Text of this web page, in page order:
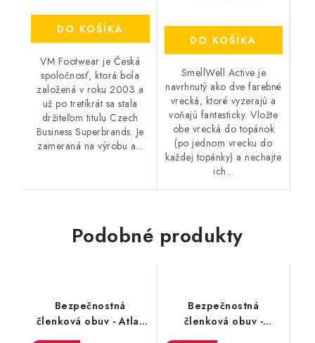
DO KOŠÍKA
VM Footwear je Česká
spoločnosť, ktorá bola
založená v roku 2003 a
už po tretíkrát sa stala
držiteľom titulu Czech
Business Superbrands. Je
zameraná na výrobu a...
DO KOŠÍKA
SmellWell Active je
navrhnutý ako dve farebné
vrecká, ktoré vyzerajú a
voňajú fantasticky. Vložte
obe vrecká do topánok
(po jednom vrecku do
každej topánky) a nechajte
ich...
Podobné produkty
Bezpečnostná
členková obuv - Atlas
Agrar STX 2.0 S3
Bezpečnostná
členková obuv -
ABARTH ZEROCENTO